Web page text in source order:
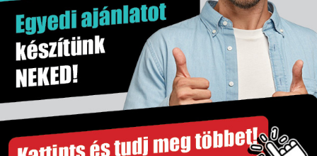
Felület Matt fekete
Gyártó Hansgrohe
Kiszerelés
Szakértő segítség
Gyors és megbízható szállítás